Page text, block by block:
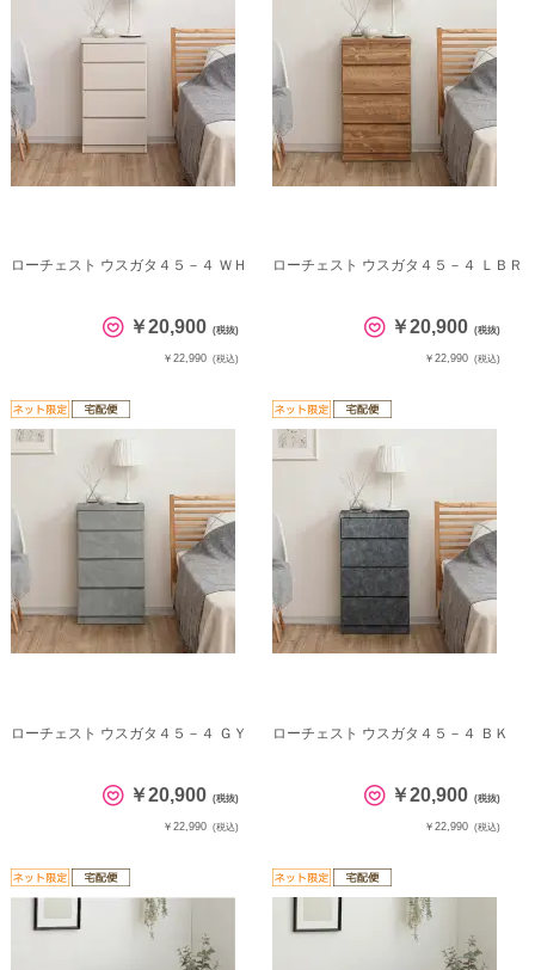
ローチェスト ウスガタ４５－４ ＷＨ
￥20,900 (税抜)
￥22,990 (税込)
ローチェスト ウスガタ４５－４ ＬＢＲ
￥20,900 (税抜)
￥22,990 (税込)
ローチェスト ウスガタ４５－４ ＧＹ
￥20,900 (税抜)
￥22,990 (税込)
ローチェスト ウスガタ４５－４ ＢＫ
￥20,900 (税抜)
￥22,990 (税込)